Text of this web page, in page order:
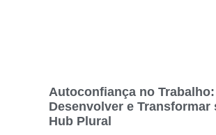
Autoconfiança no
Desenvolver e Transformar
Hub Plural